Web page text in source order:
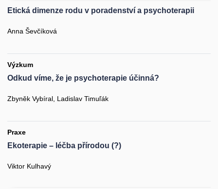
Etická dimenze rodu v poradenství a psychoterapii
Anna Ševčíková
Výzkum
Odkud víme, že je psychoterapie účinná?
Zbyněk Vybíral, Ladislav Timuľák
Praxe
Ekoterapie – léčba přírodou (?)
Viktor Kulhavý